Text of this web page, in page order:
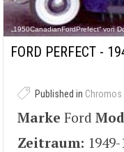
„1950CanadianFordPrefect“ von
FORD PERFECT -
Published in Chromos
Marke Ford
Zeitraum: